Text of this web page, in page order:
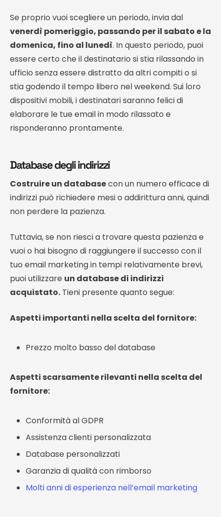
Se proprio vuoi scegliere un periodo, invia dal
venerdì pomeriggio, passando per il sabato e la
domenica, fino al lunedì. In questo periodo, puoi
essere certo che il destinatario si stia rilassando in
ufficio senza essere distratto da altri compiti o si
stia godendo il tempo libero nel weekend. Sui loro
dispositivi mobili, i destinatari saranno felici di
elaborare le tue email in modo rilassato e
risponderanno prontamente.
Database degli indirizzi
Costruire un databasecon un numero efficace di
indirizzi può richiedere mesi o addirittura anni, quindi
non perdere la pazienza.
Tuttavia, se non riesci a trovare questa pazienza e
vuoi o hai bisogno di raggiungere il successo con il
tuo email marketing in tempi relativamente brevi,
puoi utilizzare un database di indirizzi
acquistato. Tieni presente quanto segue:
Aspetti importanti nella scelta del fornitore:
Prezzo molto basso del database
Aspetti scarsamente rilevanti nella scelta del
fornitore:
Conformità al GDPR
Assistenza clienti personalizzata
Database personalizzati
Garanzia di qualità con rimborso
Molti anni di esperienza nell’email marketing